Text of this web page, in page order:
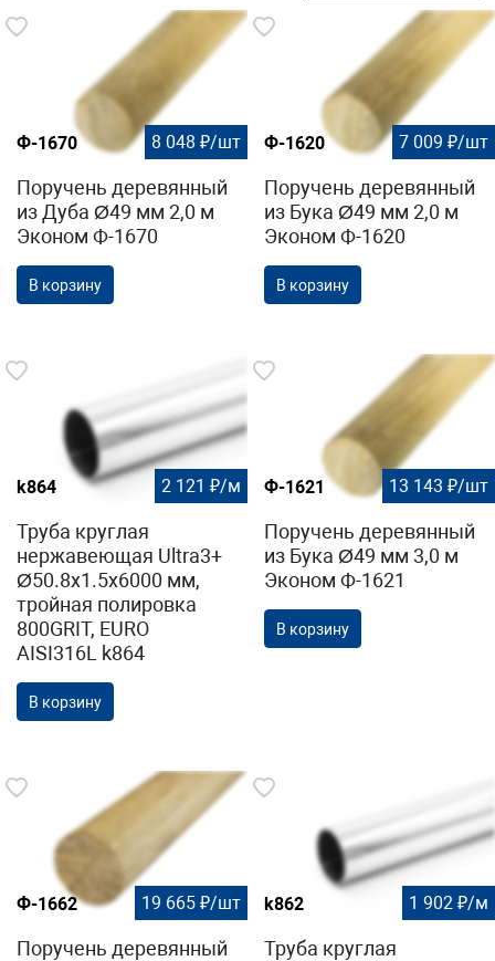
Ф-1670 8 048 ₽/шт
Поручень деревянный
из Дуба Ø49 мм 2,0 м
Эконом Ф-1670
В корзину
Ф-1620 7 009 ₽/шт
Поручень деревянный
из Бука Ø49 мм 2,0 м
Эконом Ф-1620
В корзину
k864 2 121 ₽/м
Труба круглая
нержавеющая Ultra3+
Ø50.8х1.5х6000 мм,
тройная полировка
800GRIT, EURO
AISI316L k864
В корзину
Ф-1621 13 143 ₽/шт
Поручень деревянный
из Бука Ø49 мм 3,0 м
Эконом Ф-1621
В корзину
Ф-1662 19 665 ₽/шт
Поручень деревянный
k862 1 902 ₽/м
Труба круглая